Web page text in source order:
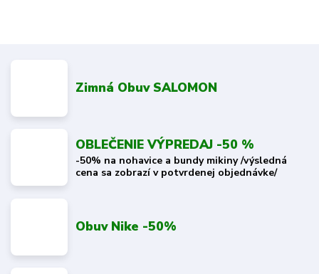
Zimná Obuv SALOMON
OBLEČENIE VÝPREDAJ -50 %
-50% na nohavice a bundy mikiny /výsledná
cena sa zobrazí v potvrdenej objednávke/
Obuv Nike -50%